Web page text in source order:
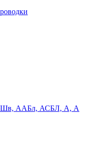
ААБл, АСБЛ, А, А